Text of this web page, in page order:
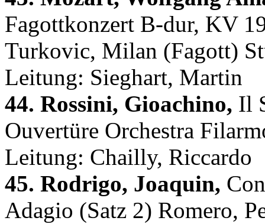
Fagottkonzert B-dur, KV
Turkovic, Milan (Fagott)
Leitung: Sieghart, Martin
44. Rossini, Gioachino, Il
Ouvertüre Orchestra
Leitung: Chailly, Riccardo
45. Rodrigo, Joaquin,
Adagio (Satz 2) Romero,